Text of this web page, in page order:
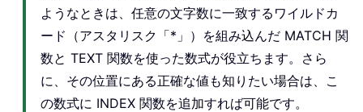
ようなときは、任意の文字数に一致するワイルドカ
ード（アスタリスク「*」）を組み込んだ MATCH 関
数と TEXT 関数を使った数式が役立ちます。さら
に、その位置にある正確な値も知りたい場合は、こ
の数式に INDEX 関数を追加すれば可能です。